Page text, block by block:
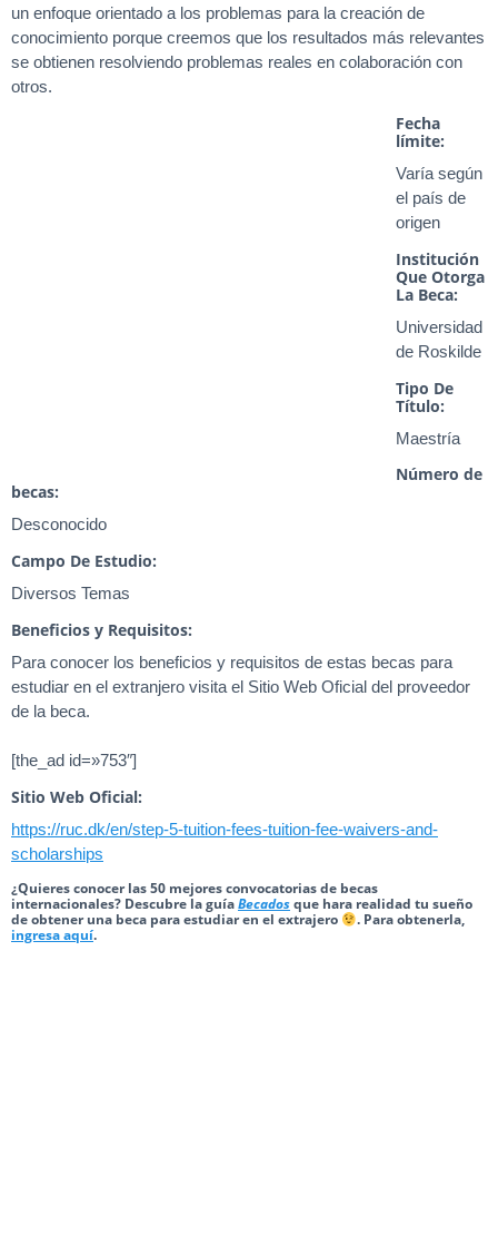
un enfoque orientado a los problemas para la creación de
conocimiento porque creemos que los resultados más relevantes
se obtienen resolviendo problemas reales en colaboración con
otros.
Fecha
límite:
Varía según
el país de
origen
Institución
Que Otorga
La Beca:
Universidad
de Roskilde
Tipo De
Título:
Maestría
Número de
becas:
Desconocido
Campo De Estudio:
Diversos Temas
Beneficios y Requisitos:
Para conocer los beneficios y requisitos de estas becas para
estudiar en el extranjero visita el Sitio Web Oficial del proveedor
de la beca.
[the_ad id=»753″]
Sitio Web Oficial:
https://ruc.dk/en/step-5-tuition-fees-tuition-fee-waivers-and-
scholarships
¿Quieres conocer las 50 mejores convocatorias de becas
internacionales? Descubre la guíaBecadosque hara realidad tu sueño
de obtener una beca para estudiar en el extrajero
. Para obtenerla,
ingresa aquí.